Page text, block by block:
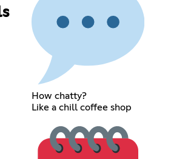
How chatty?
Like a chill coffee shop